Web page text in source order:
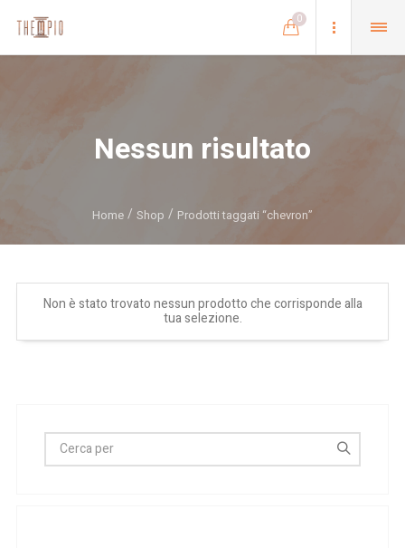
0
Nessun risultato
Home Shop Prodotti taggati “chevron”
Non è stato trovato nessun prodotto che corrisponde alla
tua selezione.